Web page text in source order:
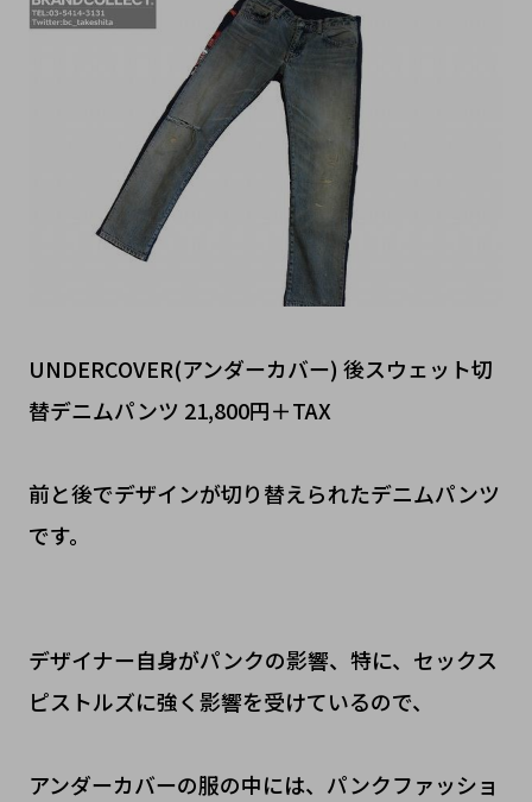
UNDERCOVER(アンダーカバー) 後スウェット切
替デニムパンツ 21,800円＋TAX
前と後でデザインが切り替えられたデニムパンツ
です。
デザイナー自身がパンクの影響、特に、セックス
ピストルズに強く影響を受けているので、
アンダーカバーの服の中には、パンクファッショ